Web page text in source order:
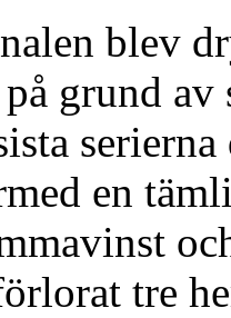
blev
grund
en
tre